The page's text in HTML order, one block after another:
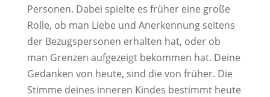
Personen. Dabei spielte es früher eine große
Rolle, ob man Liebe und Anerkennung seitens
der Bezugspersonen erhalten hat, oder ob
man Grenzen aufgezeigt bekommen hat. Deine
Gedanken von heute, sind die von früher. Die
Stimme deines inneren Kindes bestimmt heute